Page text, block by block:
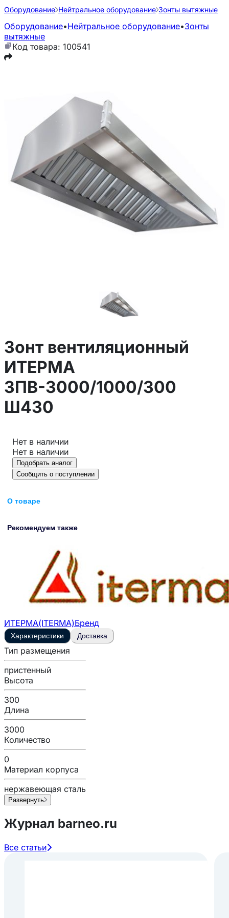
Оборудование Нейтральное оборудование Зонты вытяжные
Оборудование•Нейтральное оборудование•Зонты
вытяжные
Код товара: 100541
Зонт вентиляционный
ИТЕРМА
ЗПВ-3000/1000/300
Ш430
Нет в наличии
Нет в наличии
Подобрать аналог
Сообщить о поступлении
О товаре
Рекомендуем также
ИТЕРМА(ITERMA)Бренд
Характеристики Доставка
Тип размещения
пристенный
Высота
300
Длина
3000
Количество
0
Материал корпуса
нержавеющая сталь
Развернуть
Журнал barneo.ru
Все статьи